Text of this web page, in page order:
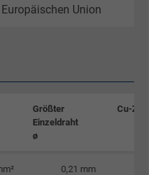
Europäischen Union
Größter
Einzeldraht
ø
Cu-Zahl
0,21 mm